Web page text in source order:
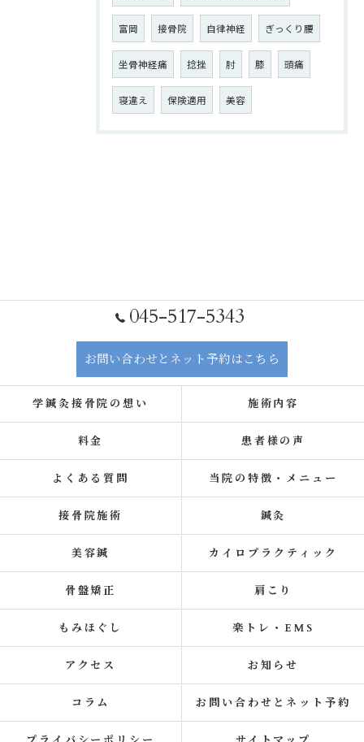
富岡 接骨院 自律神経 ぎっくり腰
坐骨神経痛 捻挫 肘 膝 頭痛
寝違え 保険適用 美容
045-517-5343
お問い合わせとネット予約はこちら
学鍼灸接骨院の想い 施術内容
料金 患者様の声
よくある質問 当院の特徴・メニュー
接骨院施術 鍼灸
美容鍼 カイロプラクティック
骨盤矯正 肩こり
もみほぐし 楽トレ・EMS
アクセス お知らせ
コラム お問い合わせとネット予約